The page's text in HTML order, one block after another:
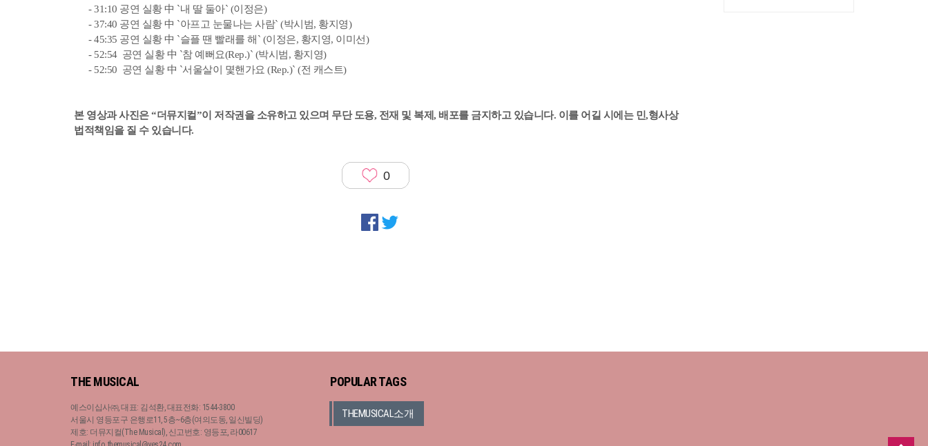
- 31:10 공연 실황 中 `내 딸 둘아` (이정은)
- 37:40 공연 실황 中 `아프고 눈물나는 사람` (박시범, 황지영)
- 45:35 공연 실황 中 `슬플 땐 빨래를 해` (이정은, 황지영, 이미선)
- 52:54 공연 실황 中 `참 예뻐요(Rep.)` (박시범, 황지영)
- 52:50 공연 실황 中 `서울살이 몇핸가요 (Rep.)` (전 캐스트)
본 영상과 사진은 “더뮤지컬”이 저작권을 소유하고 있으며 무단 도용, 전재 및 복제, 배포를 금지하고 있습니다. 이를 어길 시에는 민,형사상
법적책임을 질 수 있습니다.
0
THE MUSICAL
예스이십사㈜, 대표: 김석환, 대표전화: 1544-3800
서울시 영등포구 은행로11, 5층~6층(여의도동, 일신빌딩)
제호: 더뮤지컬(The Musical), 신고번호: 영등포, 라00617
POPULAR TAGS
THEMUSICAL소개